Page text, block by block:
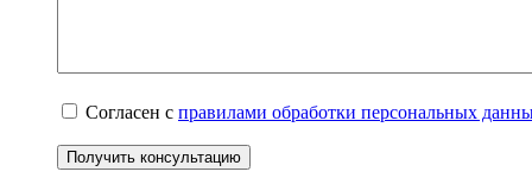
Согласен с правилами обработки персональных
Получить консультацию